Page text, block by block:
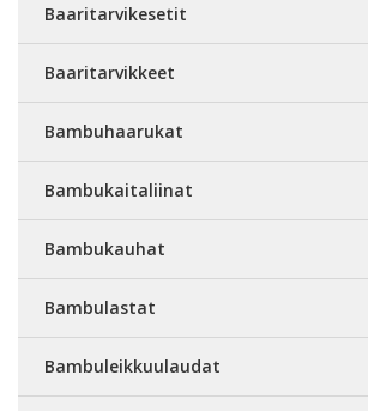
Baaritarvikesetit
Baaritarvikkeet
Bambuhaarukat
Bambukaitaliinat
Bambukauhat
Bambulastat
Bambuleikkuulaudat